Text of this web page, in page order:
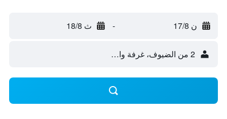
ن 17/8 - ث 18/8
2 من الضيوف، غرفة واحدة